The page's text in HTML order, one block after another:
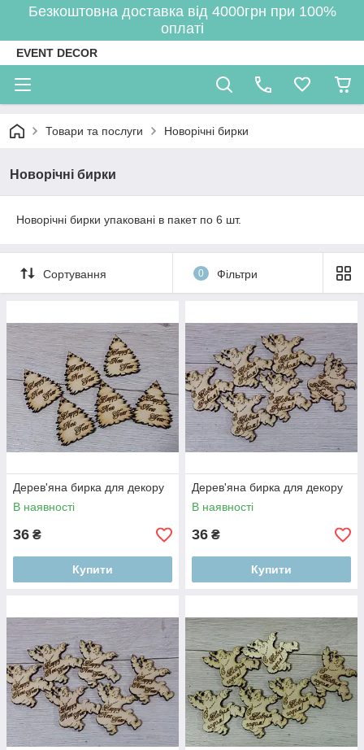
Безкоштовна доставка від 4000грн при 100%
оплаті
EVENT DECOR
Товари та послуги Новорічні бирки
Новорічні бирки
Новорічні бирки упаковані в пакет по 6 шт.
Сортування 0 Фільтри
Дерев'яна бирка для декору
В наявності
36 ₴
Купити
Дерев'яна бирка для декору
В наявності
36 ₴
Купити